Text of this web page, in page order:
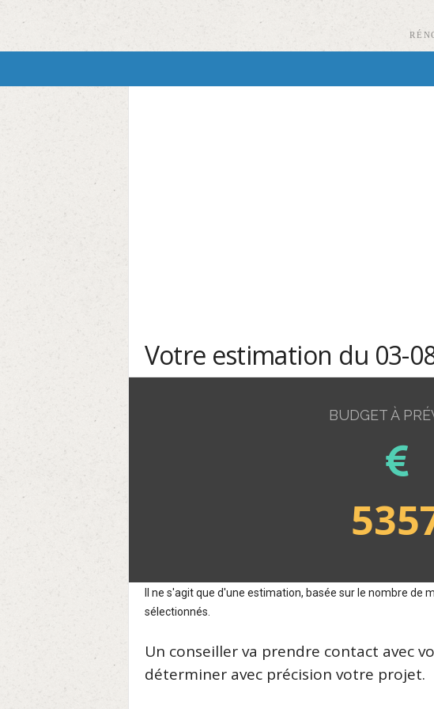
Votre estimation du 03-
BUDGET À
Il ne s'agit que d'une estimation, basée sur le nombre de
sélectionnés.
Un conseiller va prendre contact avec
déterminer avec précision votre projet.